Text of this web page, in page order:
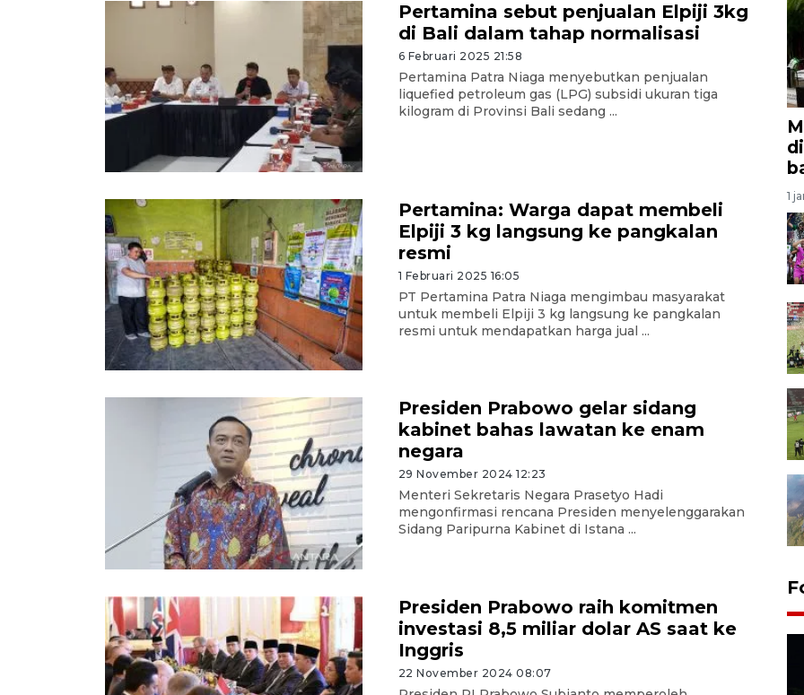
Pertamina sebut penjualan Elpiji 3kg
di Bali dalam tahap normalisasi
6 Februari 2025 21:58
Pertamina Patra Niaga menyebutkan penjualan
liquefied petroleum gas (LPG) subsidi ukuran tiga
kilogram di Provinsi Bali sedang ...
Pertamina: Warga dapat membeli
Elpiji 3 kg langsung ke pangkalan
resmi
1 Februari 2025 16:05
PT Pertamina Patra Niaga mengimbau masyarakat
untuk membeli Elpiji 3 kg langsung ke pangkalan
resmi untuk mendapatkan harga jual ...
Presiden Prabowo gelar sidang
kabinet bahas lawatan ke enam
negara
29 November 2024 12:23
Menteri Sekretaris Negara Prasetyo Hadi
mengonfirmasi rencana Presiden menyelenggarakan
Sidang Paripurna Kabinet di Istana ...
Presiden Prabowo raih komitmen
investasi 8,5 miliar dolar AS saat ke
Inggris
22 November 2024 08:07
1